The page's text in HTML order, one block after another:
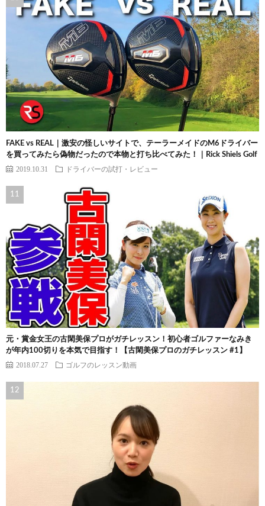
FAKE vs REAL｜激安の怪しいサイトで、テーラーメイドのM6ドライバー
を買ってみたら偽物だったので本物と打ち比べてみた！｜Rick Shiels Golf
2019.10.31 ドライバーの試打・レビュー
元・賞金女王の古閑美保プロがガチレッスン！初心者ゴルファーなみき
が年内100切りを本気で目指す！【古閑美保プロのガチレッスン #1】
2018.07.27 ゴルフのレッスン動画